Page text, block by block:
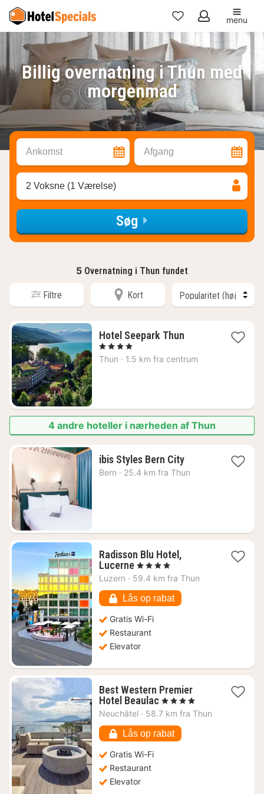
Mine
favoritter
menu
Billig overnatning i Thun med
morgenmad
Ankomst Afgang
2 Voksne (1 Værelse)
Søg
5 Overnatning i Thun fundet
Filtre Kort
Hotel Seepark Thun1
fra
, 4 Stjerner
Thun · 1.5 km fra centrum
4 andre hoteller i nærheden af Thun
ibis Styles Bern City1
nat
Bern · 25.4 km fra Thun
Radisson Blu Hotel,
Lucerne1
nat
1751
kr.
, 4 Stjerner
Luzern · 59.4 km fra Thun
Lås op rabat
Gratis Wi-Fi
Restaurant
Elevator
Best Western Premier
Hotel Beaulac1
nat
1460
kr.
, 4 Stjerner
Neuchâtel · 58.7 km fra Thun
Lås op rabat
Gratis Wi-Fi
Restaurant
Elevator